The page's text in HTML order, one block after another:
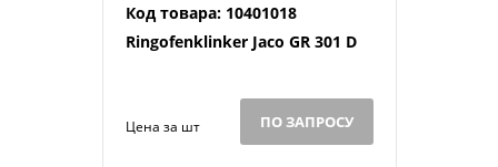
Код товара: 10401018
Ringofenklinker Jaco GR 301 D
Цена за шт ПО ЗАПРОСУ